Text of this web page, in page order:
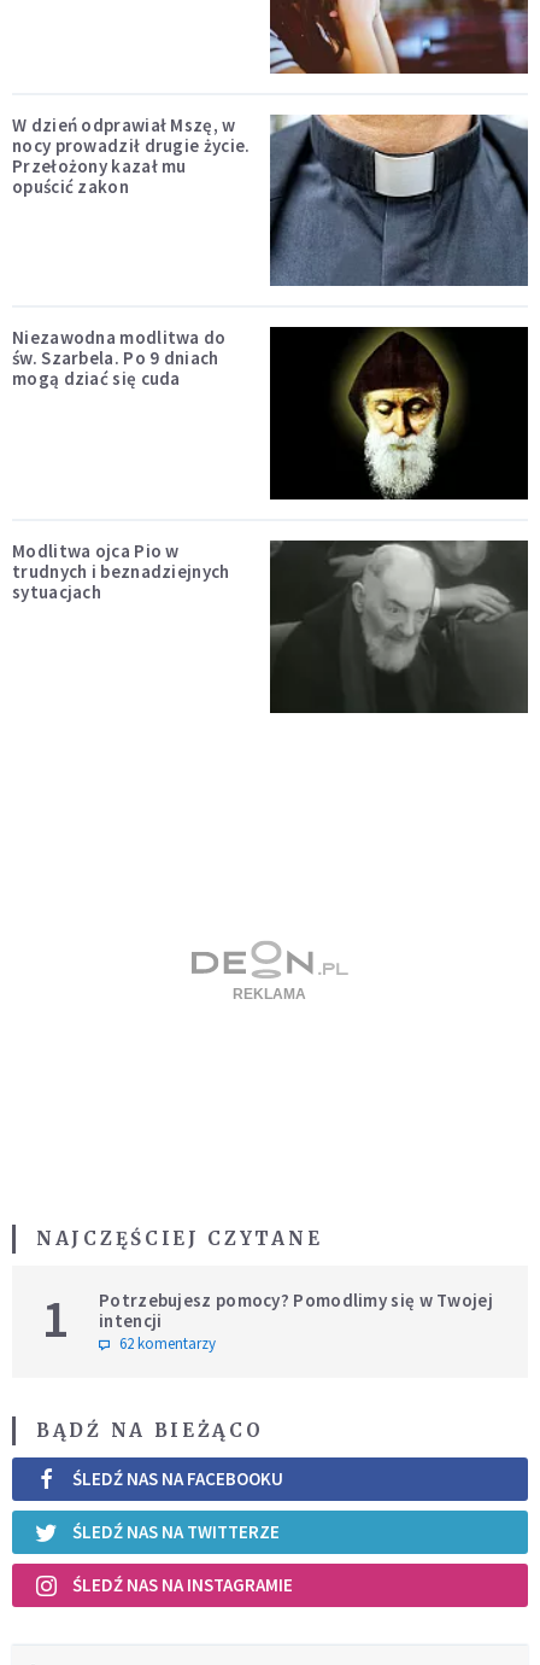
W dzień odprawiał Mszę, w
nocy prowadził drugie życie.
Przełożony kazał mu
opuścić zakon
Niezawodna modlitwa do
św. Szarbela. Po 9 dniach
mogą dziać się cuda
Modlitwa ojca Pio w
trudnych i beznadziejnych
sytuacjach
NAJCZĘŚCIEJ CZYTANE
1
Potrzebujesz pomocy? Pomodlimy się w Twojej
intencji
62 komentarzy
BĄDŹ NA BIEŻĄCO
ŚLEDŹ NAS NA FACEBOOKU
ŚLEDŹ NAS NA TWITTERZE
ŚLEDŹ NAS NA INSTAGRAMIE